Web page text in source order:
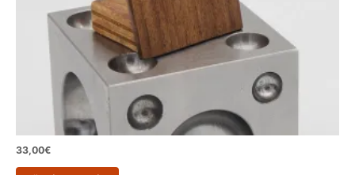
33,00€